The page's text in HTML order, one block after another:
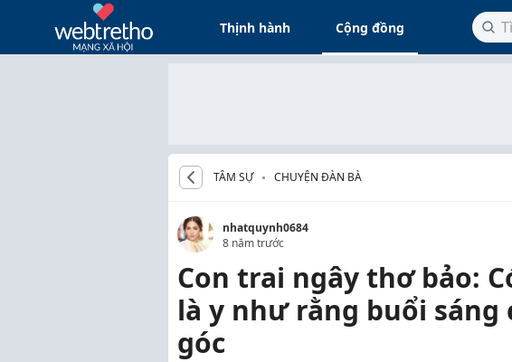
Thịnh hành Cộng đồng
TÂM SỰ CHUYỆN ĐÀN BÀ
nhatquynh0684
8 năm trước
Con trai ngây thơ bảo:
là y như rằng buổi
góc